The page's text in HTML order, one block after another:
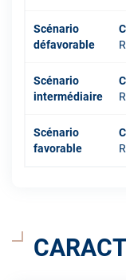
Scénario
défavorable
Scénario
intermédiaire
Scénario
favorable